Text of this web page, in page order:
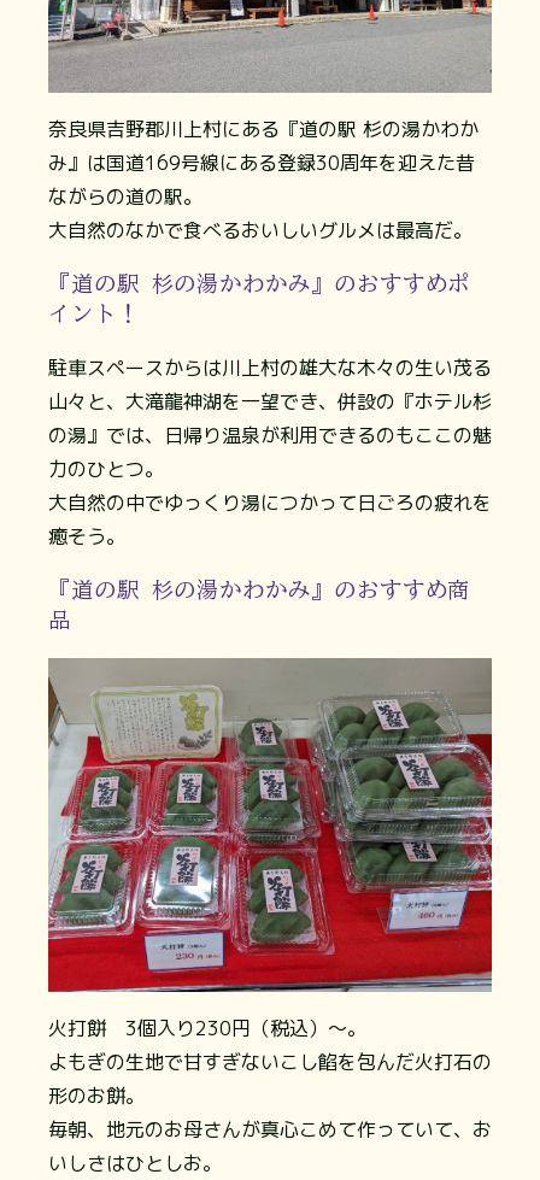
奈良県吉野郡川上村にある『道の駅 杉の湯かわか
み』は国道169号線にある登録30周年を迎えた昔
ながらの道の駅。
大自然のなかで食べるおいしいグルメは最高だ。
『道の駅 杉の湯かわかみ』のおすすめポ
イント！
駐車スペースからは川上村の雄大な木々の生い茂る
山々と、大滝龍神湖を一望でき、併設の『ホテル杉
の湯』では、日帰り温泉が利用できるのもここの魅
力のひとつ。
大自然の中でゆっくり湯につかって日ごろの疲れを
癒そう。
『道の駅 杉の湯かわかみ』のおすすめ商
品
火打餅 3個入り230円（税込）～。
よもぎの生地で甘すぎないこし餡を包んだ火打石の
形のお餅。
毎朝、地元のお母さんが真心こめて作っていて、お
いしさはひとしお。